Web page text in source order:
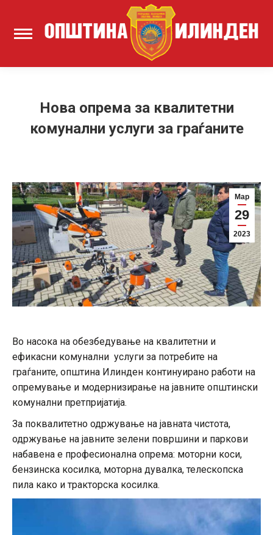
Нова опрема за квалитетни
комунални услуги за граѓаните
Мар
29
2023
Во насока на обезбедување на квалитетни и
ефикасни комунални услуги за потребите на
граѓаните, општина Илинден континуирано работи на
опремување и модернизирање на јавните општински
комунални претпријатија.
За поквалитетно одржување на јавната чистота,
одржување на јавните зелени површини и паркови
набавена е професионална опрема: моторни коси,
бензинска косилка, моторна дувалка, телескопска
пила како и тракторска косилка.